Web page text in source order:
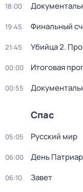
18:00
19:45 Финальный
21:45 Убийца 2.
00:00 Итогoвая
00:55
Спас
05:05 Русский мир
06:00 День
06:10 Завет